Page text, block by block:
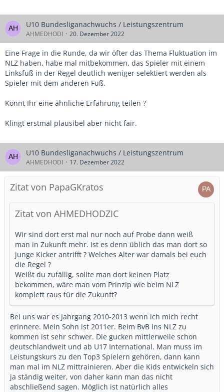
U10 Bundesliganachwuchs / Leistungszentrum
AHMEDHODI 20. Dezember 2022
Eine Frage in die Runde, da wir öfter das Thema Fluktuation im
NLZ haben, habe mal mitbekommen, das Spieler mit einem
Linksfuß in der Regel deutlich weniger selektiert werden als
Spieler mit dem anderen Fuß.
Könnt Ihr eine ähnliche Erfahrung teilen ?
Klingt erstmal plausibel aber nicht fair.
U10 Bundesliganachwuchs / Leistungszentrum
AHMEDHODI 17. Dezember 2022
Zitat von PapaGKratos
Zitat von AHMEDHODZIC
Wir sind dort erst mal nur noch auf Probe dann weiß
man in Zukunft mehr. Ist es denn üblich das man dort so
junge Kicker antrifft ? Welches Alter war damals bei euch
die Regel ?
Weißt du zufällig, sollte man dort keinen Platz
bekommen, wäre man vom Prinzip wie beim NLZ
komplett raus für die Zukunft?
Bei uns war es Jahrgang 2010-2013 wenn ich mich recht
erinnere. Mein Sohn ist 2011er. Beim BvB ins NLZ zu
kommen ist sehr schwer. Die gucken mittlerweile schon
deutschlandweit und ab U17 International. Man muss im
Leistungskurs zu den Top3 Spielern gehören, dann kann
man mal im NLZ mittrainieren. Aber die Kids entwickeln sich
ja ständig weiter, von daher kann man das nicht
abschließend sagen. Möglich ist natürlich alles